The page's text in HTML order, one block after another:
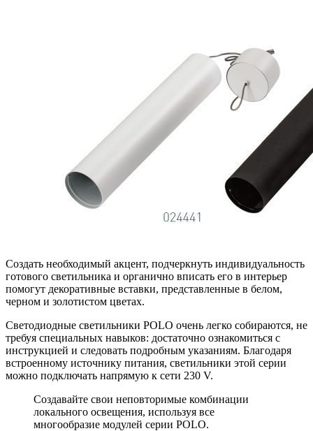
Создать необходимый акцент, подчеркнуть индивидуальность
готового светильника и органично вписать его в интерьер
помогут декоративные вставки, представленные в белом,
черном и золотистом цветах.
Светодиодные светильники POLO очень легко собираются, не
требуя специальных навыков: достаточно ознакомиться с
инструкцией и следовать подробным указаниям. Благодаря
встроенному источнику питания, светильники этой серии
можно подключать напрямую к сети 230 V.
Создавайте свои неповторимые комбинации
локального освещения, используя все
многообразие модулей серии POLO.